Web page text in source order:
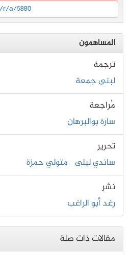
r/a/5880
المساهمون
ترجمة
لبنى جمعة
مُراجعة
سارة بوالبرهان
تحرير
ساندي ليلى متولي حمزة
نشر
رغد أبو الراغب
مقالات ذات صلة